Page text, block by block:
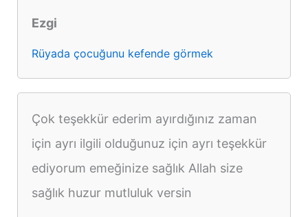
Ezgi
Rüyada çocuğunu kefende görmek
Çok teşekkür ederim ayırdığınız zaman
için ayrı ilgili olduğunuz için ayrı teşekkür
ediyorum emeğinize sağlık Allah size
sağlık huzur mutluluk versin